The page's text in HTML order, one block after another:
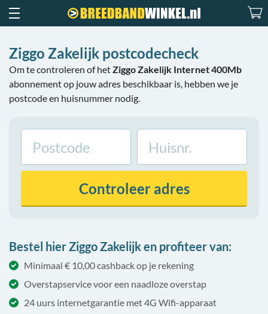
Ziggo Zakelijk postcodecheck
Om te controleren of hetZiggo Zakelijk Internet 400Mb
abonnement op jouw adres beschikbaar is, hebben we je
postcode en huisnummer nodig.
Controleeradres
Bestel hier Ziggo Zakelijk en profiteer van:
Minimaal € 10,00 cashback op je rekening
Overstapservice voor een naadloze overstap
24 uurs internetgarantie met 4G Wifi-apparaat